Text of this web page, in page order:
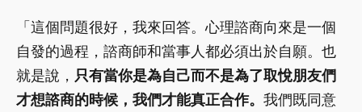
「這個問題很好，我來回答。心理諮商向來是一個
自發的過程，諮商師和當事人都必須出於自願。也
就是說， 只有當你是為自己而不是為了取悅朋友們
才想諮商的時候，我們才能真正合作。 我們既同意